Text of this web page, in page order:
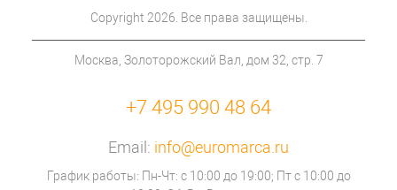
Copyright 2026. Все права защищены.
Москва, Золоторожский Вал, дом 32, стр. 7
+7 495 990 48 64
Email: info@euromarca.ru
График работы: Пн-Чт: с 10:00 до 19:00; Пт с 10:00 до